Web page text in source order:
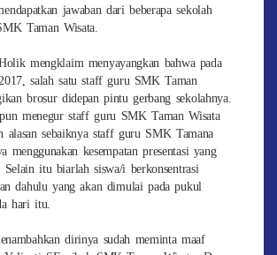
jawaban dari beberapa sekolah
Taman Wisata.
mengklaim menyayangkan bahwa pada
salah satu staff guru SMK Taman
brosur didepan pintu gerbang sekolahnya.
menegur staff guru SMK Taman Wisata
alasan sebaiknya staff guru SMK Tamana
menggunakan kesempatan presentasi yang
Selain itu biarlah siswa/i berkonsentrasi
dahulu yang akan dimulai pada pukul
hari itu.
dirinya sudah meminta maaf